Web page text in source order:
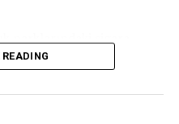
karşılamasıyürütüyor.